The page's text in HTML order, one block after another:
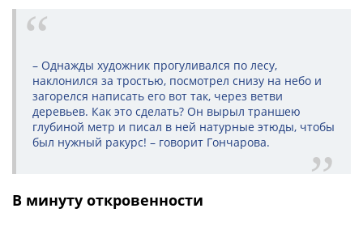
– Однажды художник прогуливался по лесу,
наклонился за тростью, посмотрел снизу на небо и
загорелся написать его вот так, через ветви
деревьев. Как это сделать? Он вырыл траншею
глубиной метр и писал в ней натурные этюды, чтобы
был нужный ракурс! – говорит Гончарова.
В минуту откровенности